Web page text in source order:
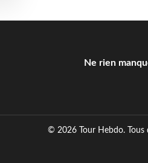
Ne rien
© 2026 Tour Hebdo. Tous